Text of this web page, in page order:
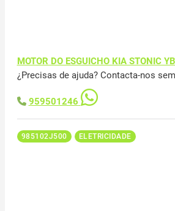
MOTOR DO ESGUICHO KIA STONIC
¿Precisas de ajuda? Contacta-nos
959501246
985102J500 ELETRICIDADE